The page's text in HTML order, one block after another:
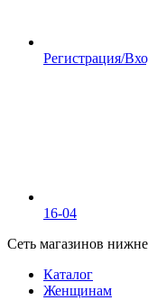
Регистрация/
16-04
Сеть магазинов
Каталог
Женщинам